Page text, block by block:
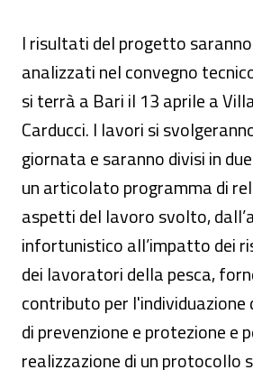
I risultati del progetto
analizzati nel convegno
si terrà a Bari il 13 aprile a
Carducci. I lavori si
giornata e saranno divisi in
un articolato programma di
aspetti del lavoro svolto,
infortunistico all’impatto dei
dei lavoratori della pesca,
contributo per l'individuazione
di prevenzione e protezione e
realizzazione di un protocollo